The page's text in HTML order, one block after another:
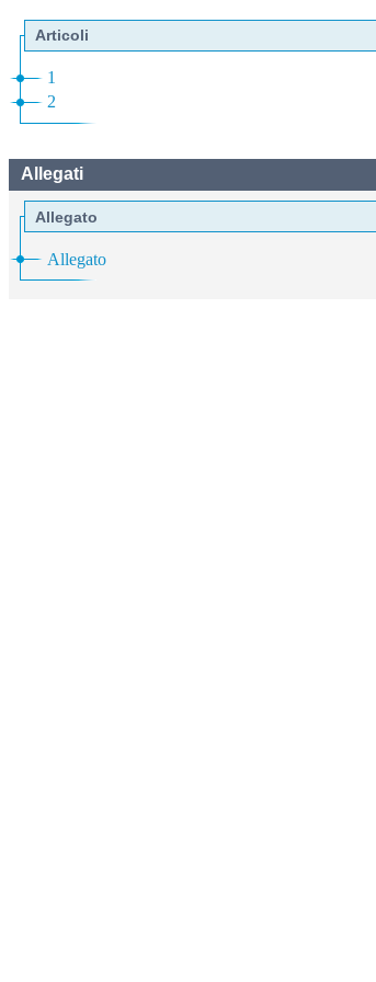
Articoli
1
2
Allegati
Allegato
Allegato